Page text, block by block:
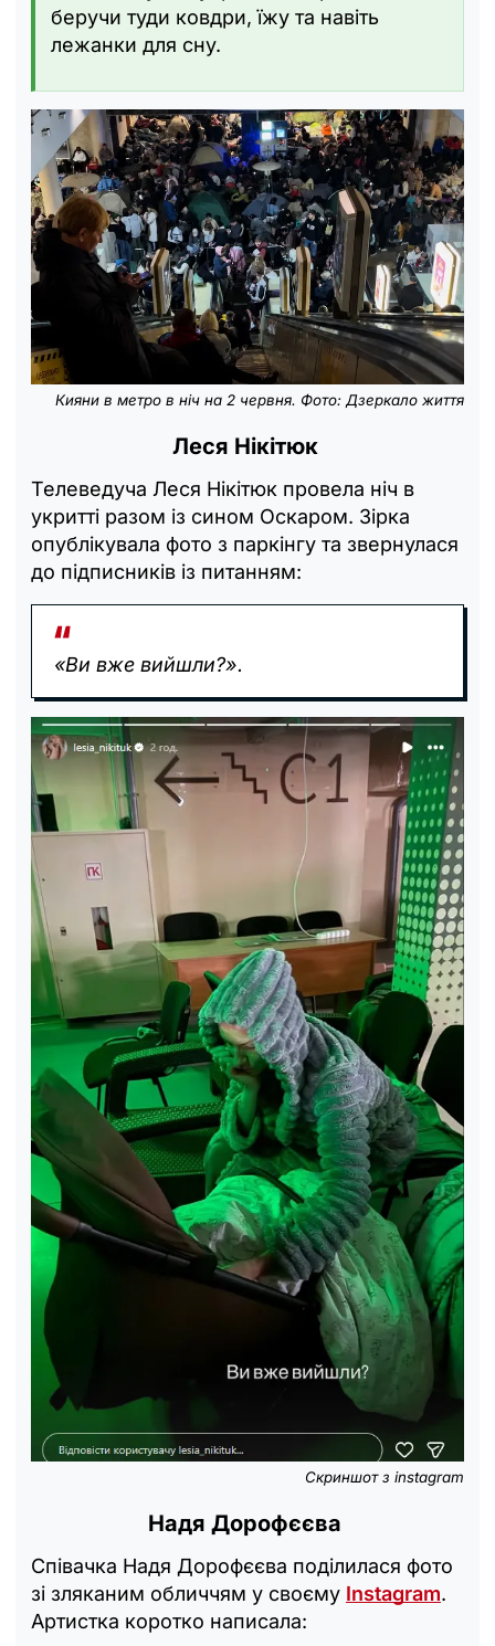
беручи туди ковдри, їжу та навіть
лежанки для сну.
Кияни в метро в ніч на 2 червня. Фото: Дзеркало життя
Леся Нікітюк
Телеведуча Леся Нікітюк провела ніч в
укритті разом із сином Оскаром. Зірка
опублікувала фото з паркінгу та звернулася
до підписників із питанням:
«Ви вже вийшли?».
Скриншот з instagram
Надя Дорофєєва
Співачка Надя Дорофєєва поділилася фото
зі зляканим обличчям у своєму Instagram.
Артистка коротко написала: